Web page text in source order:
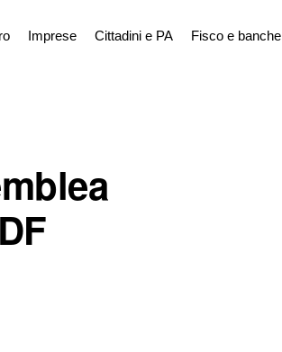
Imprese Cittadini e PA Fisco e banche